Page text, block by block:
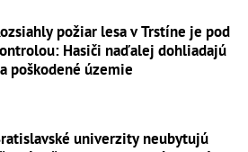
požiar lesa v Trstíne je pod
Hasiči naďalej dohliadajú
poškodené územie
univerzity neubytujú